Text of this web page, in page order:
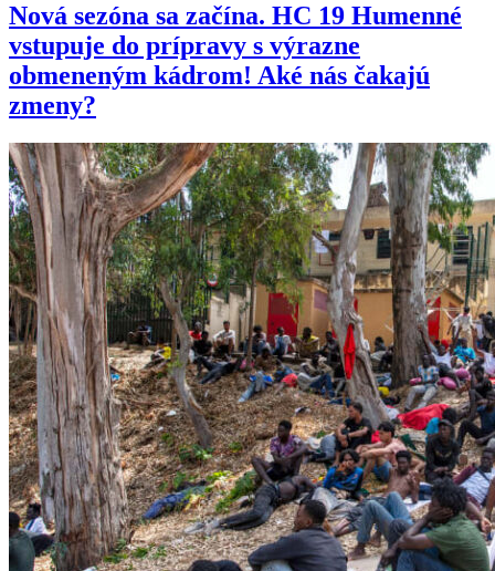
Nová sezóna sa začína. HC 19 Humenné
vstupuje do prípravy s výrazne
obmeneným kádrom! Aké nás čakajú
zmeny?